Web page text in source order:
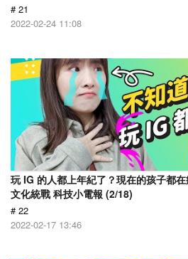
# 21
2022-02-24 11:08
玩 IG 的人都上年紀了？現在的孩子都
文化統戰 科技小電報 (2/18)
# 22
2022-02-17 13:46